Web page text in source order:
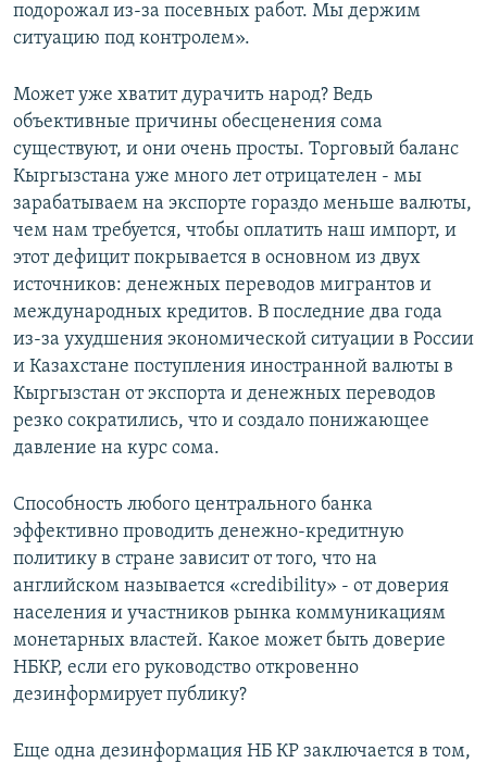
подорожал из-за посевных работ. Мы держим
ситуацию под контролем».
Может уже хватит дурачить народ? Ведь
объективные причины обесценения сома
существуют, и они очень просты. Торговый баланс
Кыргызстана уже много лет отрицателен - мы
зарабатываем на экспорте гораздо меньше валюты,
чем нам требуется, чтобы оплатить наш импорт, и
этот дефицит покрывается в основном из двух
источников: денежных переводов мигрантов и
международных кредитов. В последние два года
из-за ухудшения экономической ситуации в России
и Казахстане поступления иностранной валюты в
Кыргызстан от экспорта и денежных переводов
резко сократились, что и создало понижающее
давление на курс сома.
Способность любого центрального банка
эффективно проводить денежно-кредитную
политику в стране зависит от того, что на
английском называется «credibility» - от доверия
населения и участников рынка коммуникациям
монетарных властей. Какое может быть доверие
НБКР, если его руководство откровенно
дезинформирует публику?
Еще одна дезинформация НБ КР заключается в том,